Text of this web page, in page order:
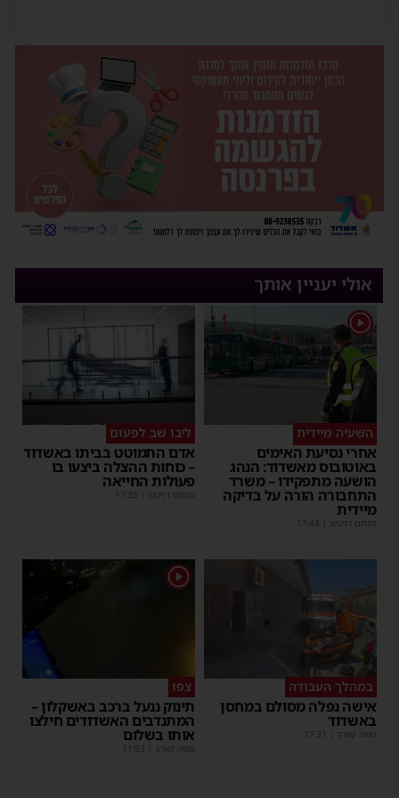
אולי יעניין אותך
1
השעיה מיידית
אחרי נסיעת האימים
באוטובוס מאשדוד: הנהג
הושעה מתפקידו – משרד
התחבורה הורה על בדיקה
מיידית
מנחם דויטש 17:44
ליבו שב לפעום
אדם התמוטט בביתו באשדוד
– כוחות ההצלה ביצעו בו
פעולות החייאה
מנחם דויטש 17:35
במהלך העבודה
אישה נפלה מסולם במחסן
באשדוד
משה קאהן 17:31
1
צפו
תינוק ננעל ברכב באשקלון –
המתנדבים האשדודים חילצו
אותו בשלום
משה קאהן 11:53